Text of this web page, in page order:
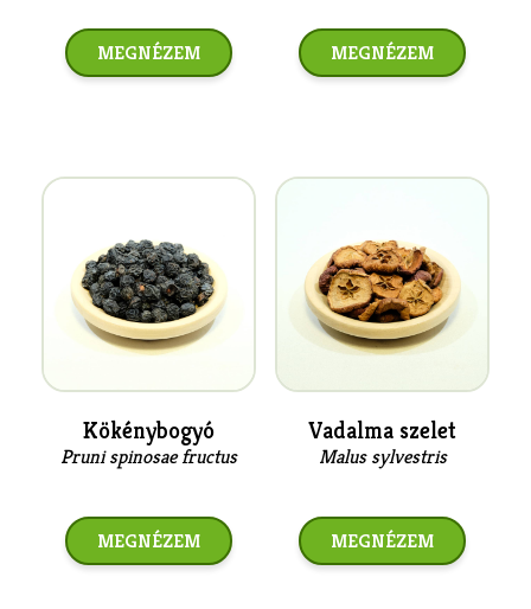
MEGNÉZEM MEGNÉZEM
Kökénybogyó
Pruni spinosae fructus
MEGNÉZEM
Vadalma szelet
Malus sylvestris
MEGNÉZEM